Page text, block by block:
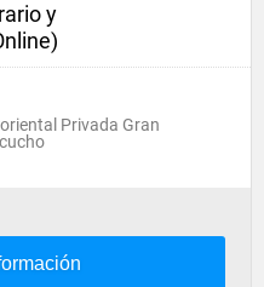
y
Privada Gran